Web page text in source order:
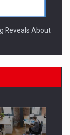
Reveals About